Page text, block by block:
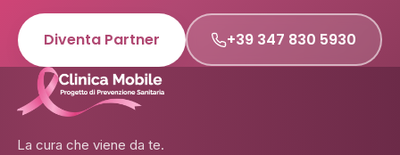
Diventa Partner +39 347 830 5930
La cura che viene da te.